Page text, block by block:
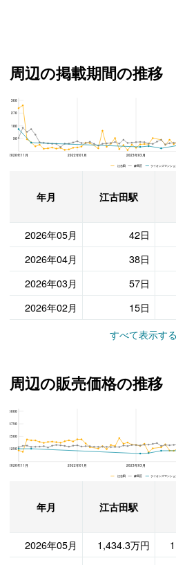
周辺の掲載期間の推移
2020年11月 2022年01月 2023年03月
360
270
180
90
江古田 練馬区 ライオンズマンション
年月 江古田駅
2026年05月
42日
2026年04月
38日
2026年03月
57日
2026年02月
15日
すべて表示する
周辺の販売価格の推移
2020年11月 2022年01月 2023年03月
5000
3750
2500
1250
江古田 練馬区 ライオンズマンション
年月 江古田駅
2026年05月
1,434.3万円